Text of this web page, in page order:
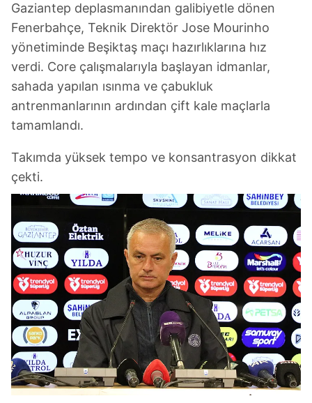
Gaziantep deplasmanından galibiyetle dönen
Fenerbahçe, Teknik Direktör Jose Mourinho
yönetiminde Beşiktaş maçı hazırlıklarına hız
verdi. Core çalışmalarıyla başlayan idmanlar,
sahada yapılan ısınma ve çabukluk
antrenmanlarının ardından çift kale maçlarla
tamamlandı.
Takımda yüksek tempo ve konsantrasyon dikkat
çekti.